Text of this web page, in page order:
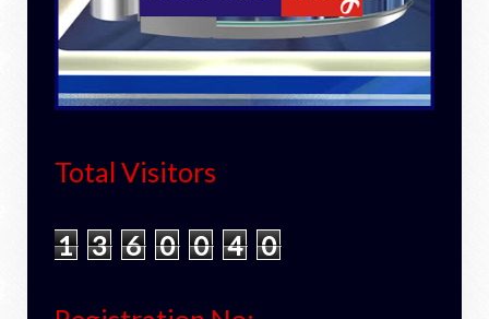
Total Visitors
1 3 6 0 0 4 0